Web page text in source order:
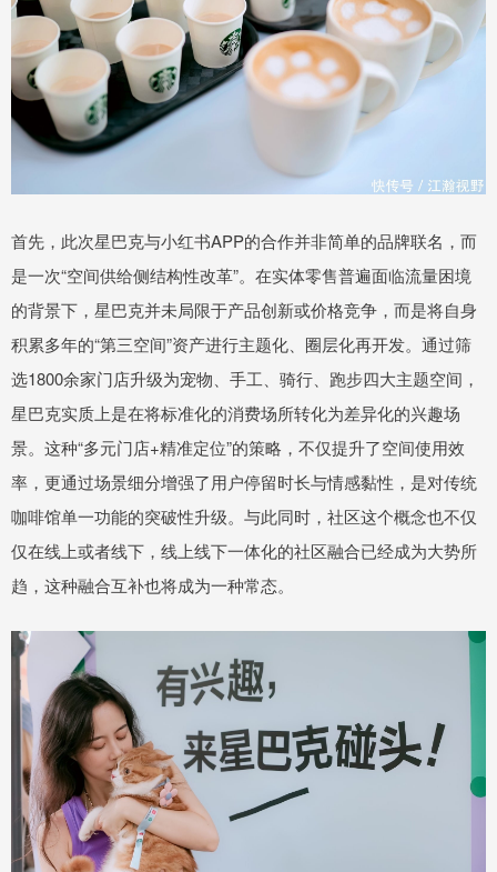
首先，此次星巴克与小红书APP的合作并非简单的品牌联名，而
是一次“空间供给侧结构性改革”。在实体零售普遍面临流量困境
的背景下，星巴克并未局限于产品创新或价格竞争，而是将自身
积累多年的“第三空间”资产进行主题化、圈层化再开发。通过筛
选1800余家门店升级为宠物、手工、骑行、跑步四大主题空间，
星巴克实质上是在将标准化的消费场所转化为差异化的兴趣场
景。这种“多元门店+精准定位”的策略，不仅提升了空间使用效
率，更通过场景细分增强了用户停留时长与情感黏性，是对传统
咖啡馆单一功能的突破性升级。与此同时，社区这个概念也不仅
仅在线上或者线下，线上线下一体化的社区融合已经成为大势所
趋，这种融合互补也将成为一种常态。